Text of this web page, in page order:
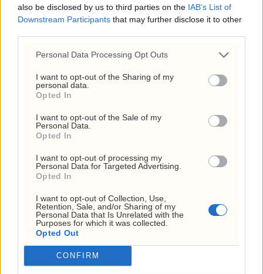
also be disclosed by us to third parties on the IAB’s List of
Downstream Participants that may further disclose it to other
Personal Data Processing Opt Outs
I want to opt-out of the Sharing of my
personal data.
Opted In
I want to opt-out of the Sale of my
Personal Data.
Opted In
I want to opt-out of processing my
Personal Data for Targeted Advertising.
Opted In
I want to opt-out of Collection, Use,
Retention, Sale, and/or Sharing of my
Personal Data that Is Unrelated with the
Purposes for which it was collected.
Opted Out
CONFIRM
EU innfører nye
sanksjoner mot
Russland
Trump vil sparke Lisa